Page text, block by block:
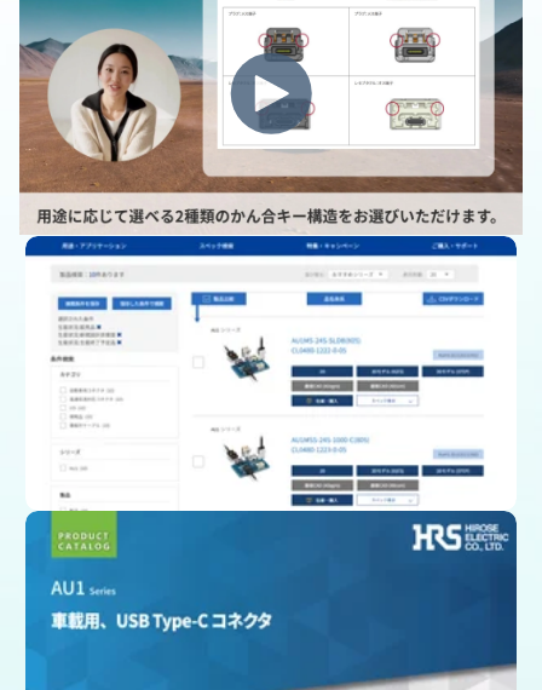
製品一覧ページ
(スペック、図面、3D CAD)